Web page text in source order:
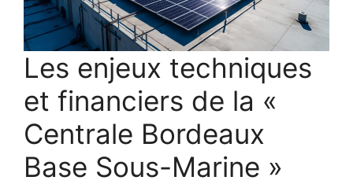
Les enjeux techniques
et financiers de la «
Centrale Bordeaux
Base Sous-Marine »